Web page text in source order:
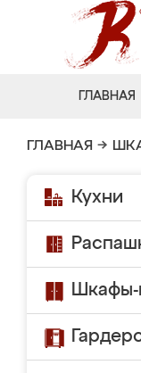
ГЛАВНАЯ
ГЛАВНАЯ →
Кухни
Шкафы-